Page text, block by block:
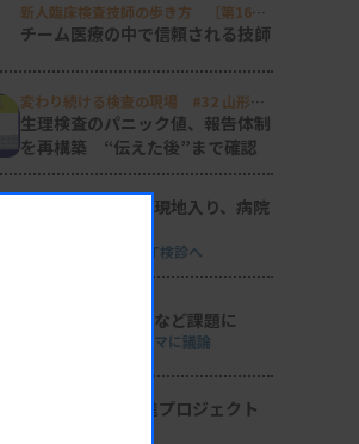
新人臨床検査技師の歩き方 ［第16
回］
チーム医療の中で信頼される技師
変わり続ける検査の現場 #32 山形済
生病院
生理検査のパニック値、報告体制
を再構築 “伝えた後”まで確認
日臨技リエゾンが現地入り、病院
8月8・9両日にはDVT検診へ
導入経費や高齢化など課題に
全医共、検査DXテーマに議論
2026年度学術推進プロジェクト